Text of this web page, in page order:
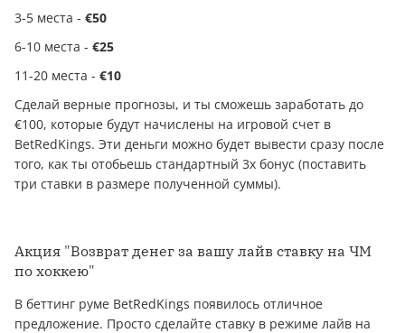
3-5 места - €50
6-10 места - €25
11-20 места - €10
Сделай верные прогнозы, и ты сможешь заработать до
€100, которые будут начислены на игровой счет в
BetRedKings. Эти дeньги можно будет вывeсти сразу после
того, как ты отобьешь стандартный 3х бонус (поставить
три ставки в размере полученной суммы).
Акция "Возврат дeнeг за вашу лайв ставку на ЧМ
по хоккею"
В беттинг руме BetRedKings появилось отличное
предложение. Просто сделайте ставку в режиме лайв на